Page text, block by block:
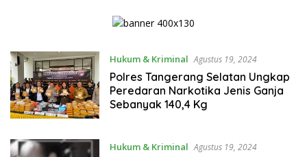
Hukum & Kriminal Agustus 19, 2024
Polres Tangerang Selatan Ungkap
Peredaran Narkotika Jenis Ganja
Sebanyak 140,4 Kg
Hukum & Kriminal Agustus 19, 2024